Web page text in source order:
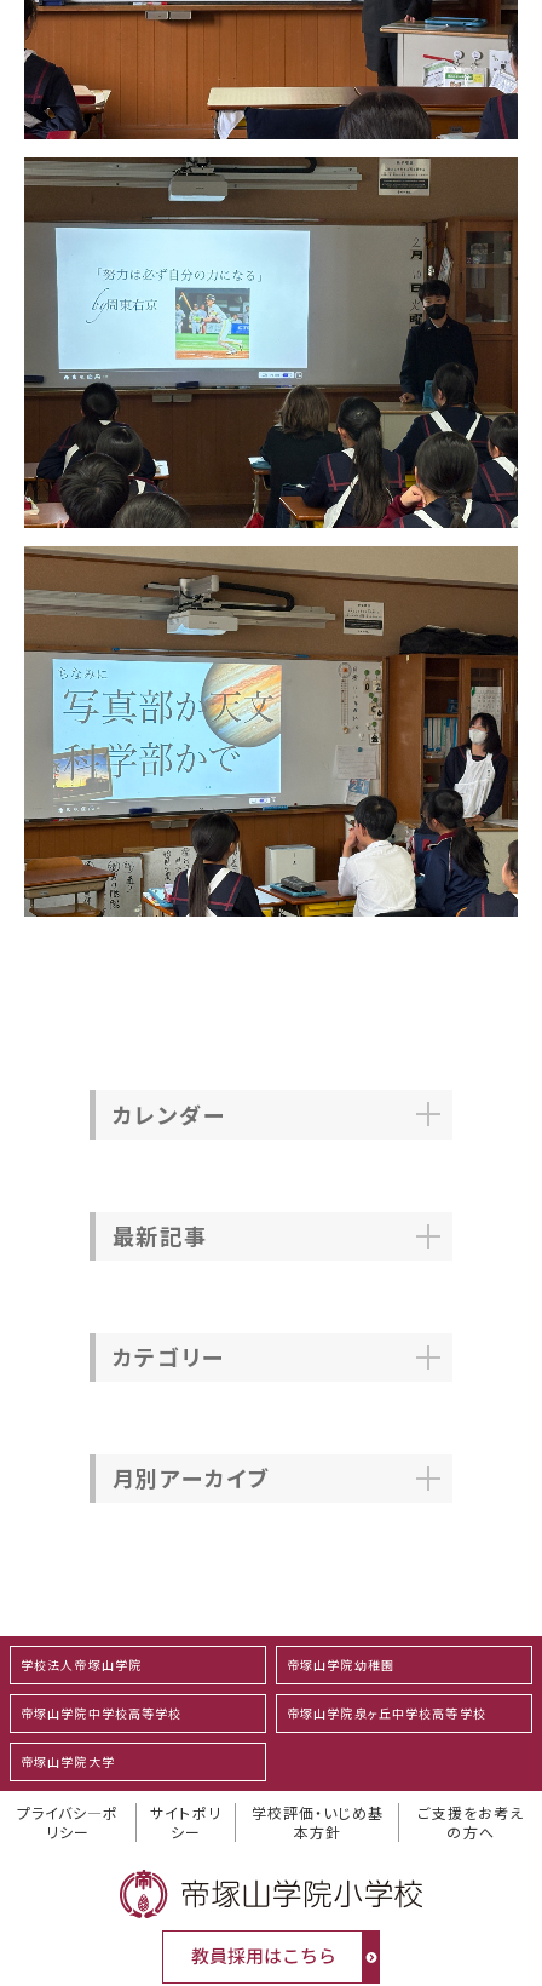
カレンダー
最新記事
カテゴリー
月別アーカイブ
学校法人帝塚山学院 帝塚山学院幼稚園
帝塚山学院中学校高等学校 帝塚山学院泉ヶ丘中学校高等学校
帝塚山学院大学
プライバシ―ポ
リシー
サイトポリ
シー
学校評価・いじめ基
本方針
ご支援をお考え
の方へ